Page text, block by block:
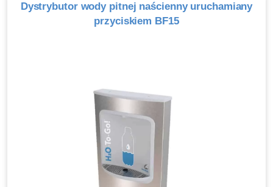
Dystrybutor wody pitnej naścienny uruchamiany
przyciskiem BF15